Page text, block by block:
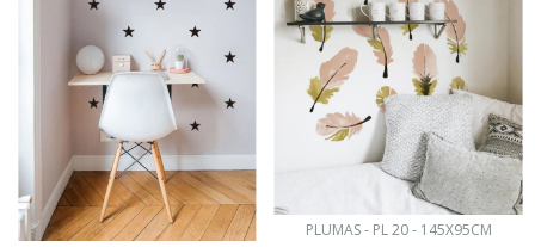
PLUMAS - PL 20 - 145X95CM